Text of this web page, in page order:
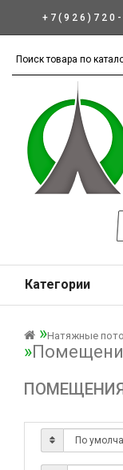
Категории
Натяжные
ПОМЕЩЕНИЯ